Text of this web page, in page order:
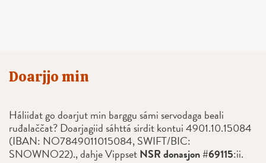
Doarjjo min
Háliidat go doarjut min barggu sámi servodaga beali
ruđalaččat? Doarjagiid sáhttá sirdit kontui 4901.10.15084
(IBAN: NO7849011015084, SWIFT/BIC:
SNOWNO22)., dahje VippsetNSR donasjon #69115:ii.